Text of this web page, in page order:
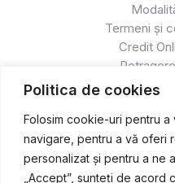
Politica de cookies
Folosim cookie-uri pentru
navigare, pentru a vă oferi
personalizat și pentru a ne
„Accept”, sunteți de acord
Termeni și
Credit